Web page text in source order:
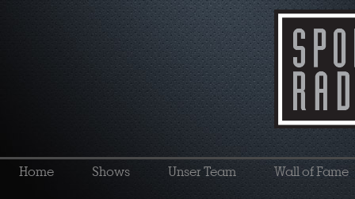
Home Shows Unser Team Wall of Fame